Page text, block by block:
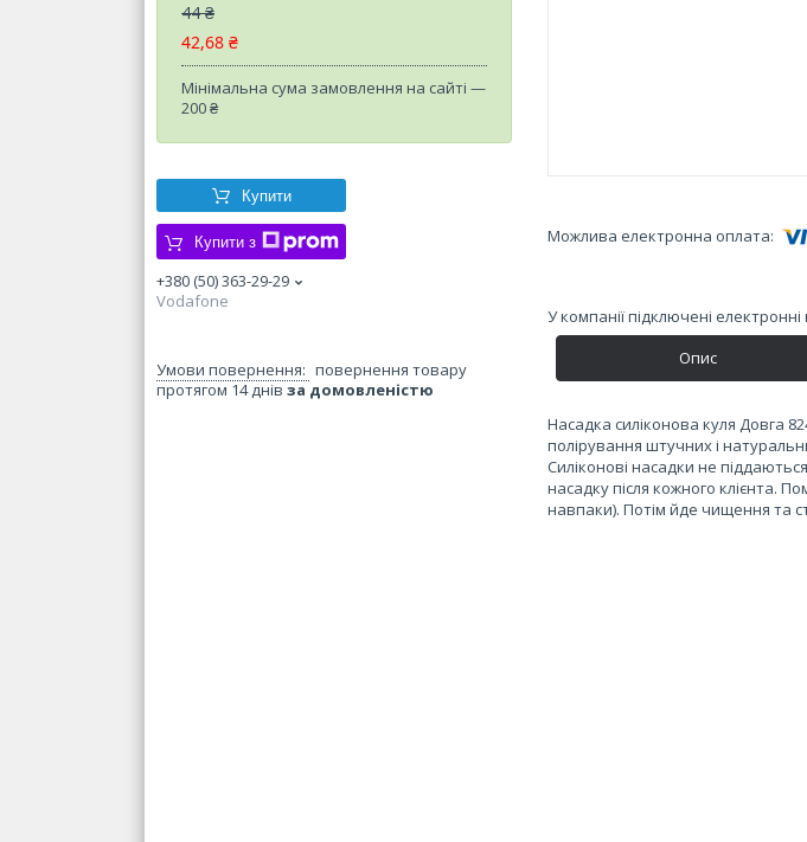
44 ₴
42,68 ₴
Мінімальна сума замовлення на сайті —
200 ₴
Купити
Купити з
+380 (50) 363-29-29
Vodafone
повернення товару
протягом 14 днів за домовленістю
У компанії підключені
Опис
Насадка силіконова куля Довга
полірування штучних і
Силіконові насадки не
насадку після кожного клієнта.
навпаки). Потім йде чищення та